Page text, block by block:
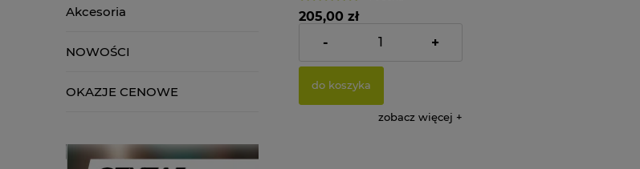
Akcesoria
NOWOŚCI
OKAZJE CENOWE
205,00 zł
Cena netto: 166,67 zł
- +
do koszyka
zobacz więcej